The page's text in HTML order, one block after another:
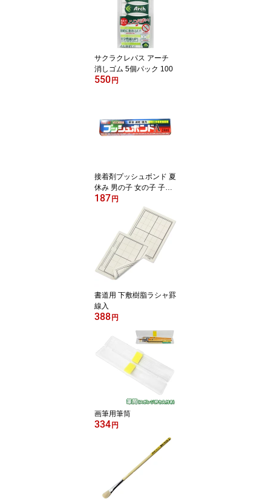
サクラクレパス アーチ
消しゴム 5個パック 100
550 円
接着剤プッシュボンド 夏
休み 男の子 女の子 子供
大人 24ml 子供会
187 円
書道用 下敷樹脂ラシャ罫
線入
388 円
画筆用筆筒
334 円